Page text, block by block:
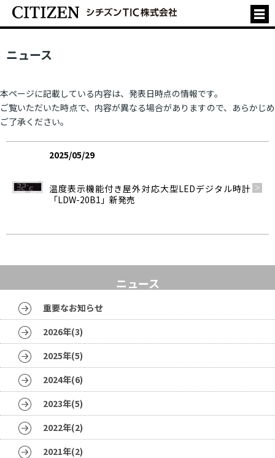
ニュース
本ページに記載している内容は、発表日時点の情報です。
ご覧いただいた時点で、内容が異なる場合がありますので、あらかじめ
ご了承ください。
2025/05/29
温度表示機能付き屋外対応大型LEDデジタル時計
「LDW-20B1」新発売
ニュース
重要なお知らせ
2026年(3)
2025年(5)
2024年(6)
2023年(5)
2022年(2)
2021年(2)